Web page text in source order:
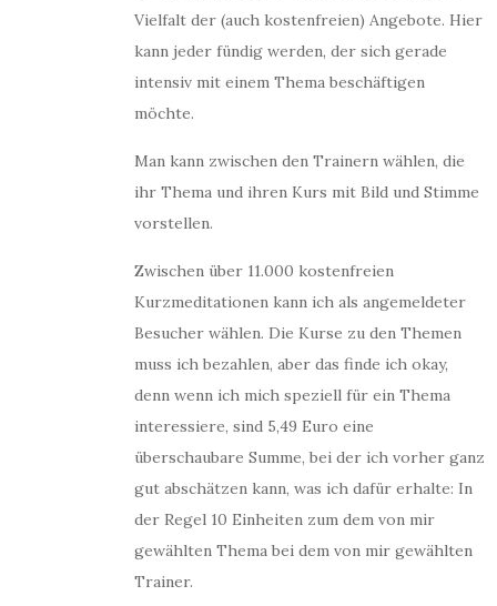
Vielfalt der (auch kostenfreien) Angebote. Hier
kann jeder fündig werden, der sich gerade
intensiv mit einem Thema beschäftigen
möchte.
Man kann zwischen den Trainern wählen, die
ihr Thema und ihren Kurs mit Bild und Stimme
vorstellen.
Zwischen über 11.000 kostenfreien
Kurzmeditationen kann ich als angemeldeter
Besucher wählen. Die Kurse zu den Themen
muss ich bezahlen, aber das finde ich okay,
denn wenn ich mich speziell für ein Thema
interessiere, sind 5,49 Euro eine
überschaubare Summe, bei der ich vorher ganz
gut abschätzen kann, was ich dafür erhalte: In
der Regel 10 Einheiten zum dem von mir
gewählten Thema bei dem von mir gewählten
Trainer.